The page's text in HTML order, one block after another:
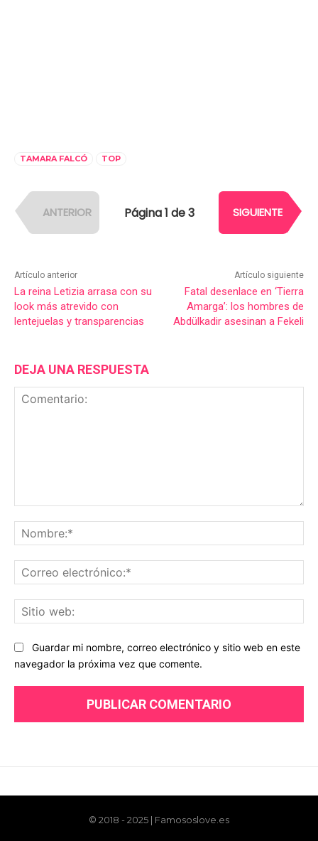
© 2018 - 2025 | Famososlove.es